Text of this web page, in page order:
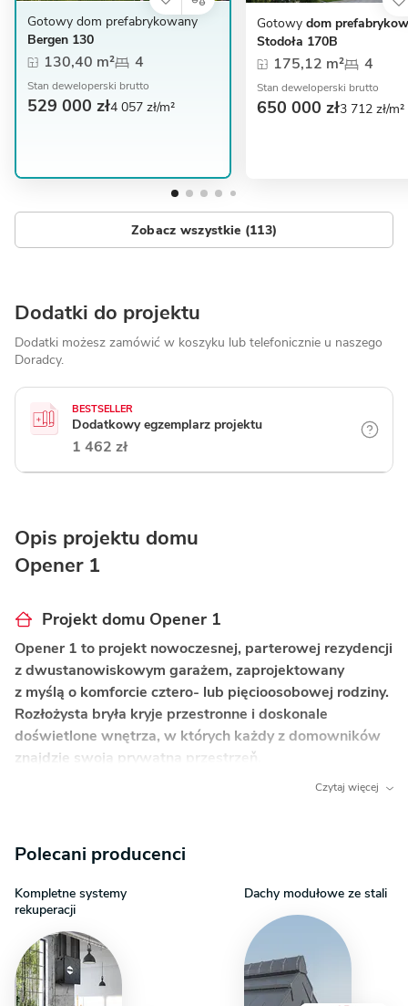
Gotowy dom prefabrykowany
Bergen 130
130,40 m² 4
Stan deweloperski brutto
529 000 zł4 057 zł/m²
Gotowy dom
Stodoła 170B
175,12 m² 4
Stan deweloperski brutto
650 000 zł3 712 zł/m²
Zobacz wszystkie (113)
Dodatki do projektu
Dodatki możesz zamówić w koszyku lub telefonicznie u naszego
Doradcy.
BESTSELLER
Dodatkowy egzemplarz projektu
1 462 zł
Opis projektu domu
Opener 1
Projekt domu Opener 1
Opener 1 to projekt nowoczesnej, parterowej rezydencji
z dwustanowiskowym garażem, zaprojektowany
z myślą o komforcie cztero- lub pięcioosobowej rodziny.
Rozłożysta bryła kryje przestronne i doskonale
doświetlone wnętrza, w których każdy z domowników
znajdzie swoją prywatną przestrzeň.
wydzielona strefa dla rodziców, która gwarantuje
Duże narożne przeszklenia – zlokalizowane
w salonie i kuchni, otwierają dom na ogród
i zapewniają doskonałe doświetlenie strefy
dziennej przez cały dzień.
Przestronny, zadaszony taras– podcień tworzy
Czytaj więcej
Polecani producenci
Kompletne systemy
rekuperacji
Dachy modułowe ze stali